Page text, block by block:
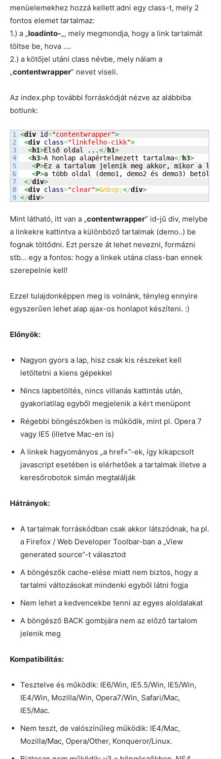
menüelemekhez hozzá kellett adni egy class-t, mely 2
fontos elemet tartalmaz:
1.) a „loadinto-„, mely megmondja, hogy a link tartalmát
töltse be, hova ….
2.) a kötőjel utáni class névbe, mely nálam a
„contentwrapper” nevet viseli.
Az index.php további forráskódját nézve az alábbiba
botlunk:
1
2
3
4
5
6
7
8
<div id="contentwrapper">
<div class="linkfelho-cikk">
<h1>Első oldal ...</h1>
<h3>A honlap alapértelmezett tartalma</h3>
<P>Ez a tartalom jelenik meg akkor, mikor a
<P>a több oldal (demo1, demo2 és demo3)
</div>
<div class="clear">&nbsp;</div>
</div>
Mint látható, itt van a „contentwrapper” id-jű div, melybe
a linkekre kattintva a különböző tartalmak (demo..) be
fognak töltődni. Ezt persze át lehet nevezni, formázni
stb… egy a fontos: hogy a linkek utána class-ban ennek
szerepelnie kell!
Ezzel tulajdonképpen meg is volnánk, tényleg ennyire
egyszerűen lehet alap ajax-os honlapot készíteni. :)
Előnyök:
Nagyon gyors a lap, hisz csak kis részeket kell
letöltetni a kiens gépekkel
Nincs lapbetöltés, nincs villanás kattintás után,
gyakorlatilag egyből megjelenik a kért menüpont
Régebbi böngészőkben is működik, mint pl. Opera 7
vagy IE5 (illetve Mac-en is)
A linkek hagyományos „a href=”-ek, így kikapcsolt
javascript esetében is elérhetőek a tartalmak illetve a
keresőrobotok simán megtalálják
Hátrányok:
A tartalmak forráskódban csak akkor látszódnak, ha pl.
a Firefox / Web Developer Toolbar-ban a „View
generated source”-t választod
A böngészők cache-elése miatt nem biztos, hogy a
tartalmi változásokat mindenki egyből látni fogja
Nem lehet a kedvencekbe tenni az egyes aloldalakat
A böngésző BACK gombjára nem az előző tartalom
jelenik meg
Kompatibilitás:
Tesztelve és működik: IE6/Win, IE5.5/Win, IE5/Win,
IE4/Win, Mozilla/Win, Opera7/Win, Safari/Mac,
IE5/Mac.
Nem teszt, de valószínűleg működik: IE4/Mac,
Mozilla/Mac, Opera/Other, Konqueror/Linux.